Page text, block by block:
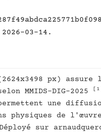
03-14.
px) assure
MMIDS-DIG-2025
une
physiques de l'œuvre
sur